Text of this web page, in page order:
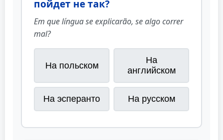
пойдет не так?
Em que língua se explicarão, se algo correr
mal?
На польском
На
английском
На эсперанто На русском